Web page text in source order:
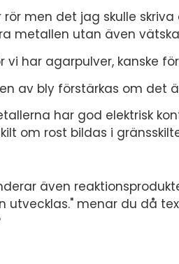
men det jag skulle
metallen utan även
vi har agarpulver, kanske
av bly förstärkas om det
har god elektrisk
om rost bildas i
även
utvecklas." menar du då